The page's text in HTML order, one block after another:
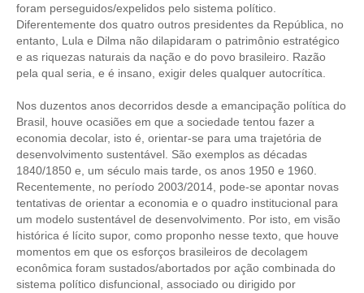
CAMPANHAS SALARIAIS
COMUNICAÇÃO
PALAVRA DO MURILO
NOTÍCIAS
CONTEÚDO ESPECIAL
JORNAL DO ENGENHEIRO
AGENDA
SEESP NOTÍCIAS
NOTÍCIAS NO WHATSAPP
foram perseguidos/expelidos pelo sistema político.
Diferentemente dos quatro outros presidentes da República, no
entanto, Lula e Dilma não dilapidaram o patrimônio estratégico
e as riquezas naturais da nação e do povo brasileiro. Razão
pela qual seria, e é insano, exigir deles qualquer autocrítica.
Nos duzentos anos decorridos desde a emancipação política do
Brasil, houve ocasiões em que a sociedade tentou fazer a
economia decolar, isto é, orientar-se para uma trajetória de
desenvolvimento sustentável. São exemplos as décadas
1840/1850 e, um século mais tarde, os anos 1950 e 1960.
Recentemente, no período 2003/2014, pode-se apontar novas
tentativas de orientar a economia e o quadro institucional para
um modelo sustentável de desenvolvimento. Por isto, em visão
histórica é lícito supor, como proponho nesse texto, que houve
momentos em que os esforços brasileiros de decolagem
econômica foram sustados/abortados por ação combinada do
sistema político disfuncional, associado ou dirigido por